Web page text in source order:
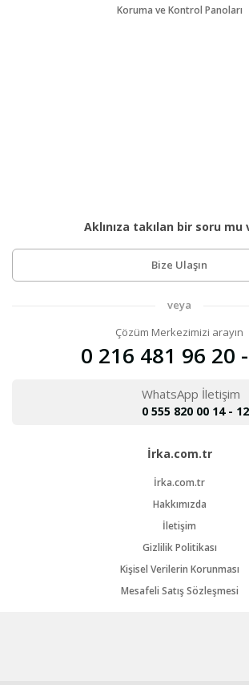
Koruma ve Kontrol Panoları
Aklınıza takılan bir soru mu
Bize Ulaşın
veya
Çözüm Merkezimizi arayın
0 216 481 96 20
WhatsApp İletişim
0 555 820 00 14 - 12
İrka.com.tr
İrka.com.tr
Hakkımızda
İletişim
Gizlilik Politikası
Kişisel Verilerin Korunması
Mesafeli Satış Sözleşmesi